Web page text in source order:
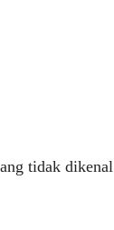
tidak dikenal